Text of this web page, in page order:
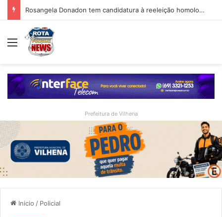
Rosangela Donadon tem candidatura à reeleição homologada durante convenção partidária
Menu
Prefeitura de Vilhena
Inicio / Policial